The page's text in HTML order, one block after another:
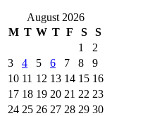
August 2026
M T W T F S
S
1
2
3
4 5 6 7 8
9
10 11 12 13 14 15 16
17 18 19 20 21 22 23
24 25 26 27 28 29 30